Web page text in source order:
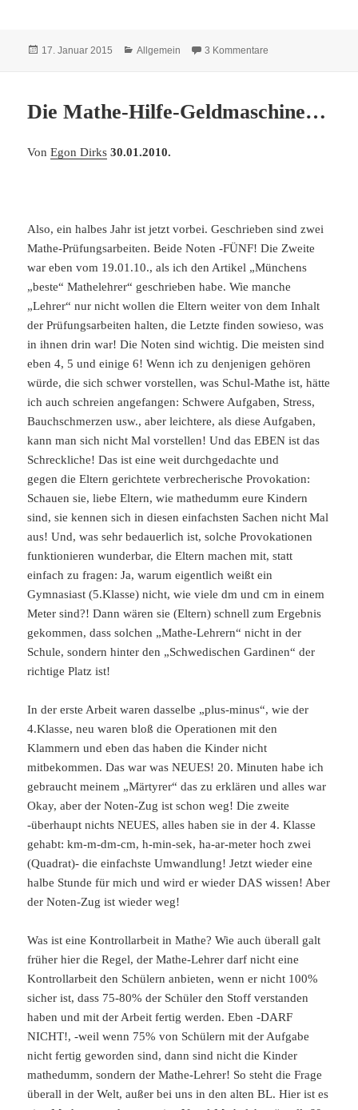
Veröffentlicht
17. Januar 2015 Kategorien
Allgemein 3 Kommentare
Die Mathe-Hilfe-Geldmaschine…
VonEgon Dirks 30.01.2010.
Also, ein halbes Jahr ist jetzt vorbei. Geschrieben sind zwei
Mathe-Prüfungsarbeiten. Beide Noten -FÜNF! Die Zweite
war eben vom 19.01.10., als ich den Artikel „Münchens
„beste“ Mathelehrer“ geschrieben habe. Wie manche
„Lehrer“ nur nicht wollen die Eltern weiter von dem Inhalt
der Prüfungsarbeiten halten, die Letzte finden sowieso, was
in ihnen drin war! Die Noten sind wichtig. Die meisten sind
eben 4, 5 und einige 6! Wenn ich zu denjenigen gehören
würde, die sich schwer vorstellen, was Schul-Mathe ist, hätte
ich auch schreien angefangen: Schwere Aufgaben, Stress,
Bauchschmerzen usw., aber leichtere, als diese Aufgaben,
kann man sich nicht Mal vorstellen! Und das EBEN ist das
Schreckliche! Das ist eine weit durchgedachte und
gegen die Eltern gerichtete verbrecherische Provokation:
Schauen sie, liebe Eltern, wie mathedumm eure Kindern
sind, sie kennen sich in diesen einfachsten Sachen nicht Mal
aus! Und, was sehr bedauerlich ist, solche Provokationen
funktionieren wunderbar, die Eltern machen mit, statt
einfach zu fragen: Ja, warum eigentlich weißt ein
Gymnasiast (5.Klasse) nicht, wie viele dm und cm in einem
Meter sind?! Dann wären sie (Eltern) schnell zum Ergebnis
gekommen, dass solchen „Mathe-Lehrern“ nicht in der
Schule, sondern hinter den „Schwedischen Gardinen“ der
richtige Platz ist!
In der erste Arbeit waren dasselbe „plus-minus“, wie der
4.Klasse, neu waren bloß die Operationen mit den
Klammern und eben das haben die Kinder nicht
mitbekommen. Das war was NEUES! 20. Minuten habe ich
gebraucht meinem „Märtyrer“ das zu erklären und alles war
Okay, aber der Noten-Zug ist schon weg! Die zweite
-überhaupt nichts NEUES, alles haben sie in der 4. Klasse
gehabt: km-m-dm-cm, h-min-sek, ha-ar-meter hoch zwei
(Quadrat)- die einfachste Umwandlung! Jetzt wieder eine
halbe Stunde für mich und wird er wieder DAS wissen! Aber
der Noten-Zug ist wieder weg!
Was ist eine Kontrollarbeit in Mathe? Wie auch überall galt
früher hier die Regel, der Mathe-Lehrer darf nicht eine
Kontrollarbeit den Schülern anbieten, wenn er nicht 100%
sicher ist, dass 75-80% der Schüler den Stoff verstanden
haben und mit der Arbeit fertig werden. Eben -DARF
NICHT!, -weil wenn 75% von Schülern mit der Aufgabe
nicht fertig geworden sind, dann sind nicht die Kinder
mathedumm, sondern der Mathe-Lehrer! So steht die Frage
überall in der Welt, außer bei uns in den alten BL. Hier ist es